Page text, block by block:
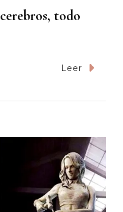
todo
Leer